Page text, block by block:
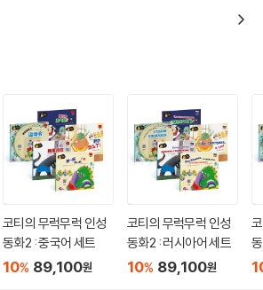
배우는 떡볶이의 모든 것
문서
니, ‘떡볶이’와 ‘공부’는 어울리지 않는다고 생
다. 하지만 어른들이 커피나 와인의 역사를 공
듯, 어린이들에게도 자신이 좋아하는 먹거리에
끼는 즐거움이 있다.
떡볶이를 만드는 과정을 따라가면서 떡볶이에
식을 통합적으로 익힐 수 있다. 주요 재료인 떡
떡을 이용한 다른 나라 음식을 비롯하여, 옛 문
래 조선시대 왕자나 공주가 먹던 귀한 간식이자
코티의 무럭무럭 인성
동화2 : 중국어 세트
10% 89,100원
코티의 무럭무럭 인성
동화2 : 러시아어 세트
10% 89,100원